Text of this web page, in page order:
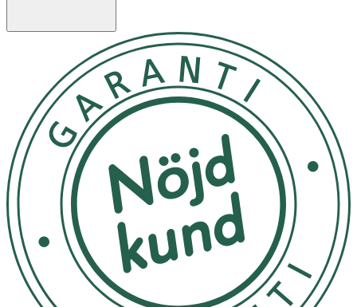
- Tryck på knappen för att växla mellan lägena som
kommer att vara inställda på 100 % intensitet.
- Tryck på mittenknappen i tre sekunder för att stänga
- Med app: Tryck på knappen i tre sekunder för att starta
och aktivera Bluetooth. Alla LED-lampor kommer att
blinka samtidigt och visa sammankopplingen med
Bluetooth.
- Öppna IDA Wave-appen och när
bekräftelsemeddelandet visas, bekräfta genom att trycka
på mittenknappen på produkten.
- Använd kontrollerna i mobilappen för att
experimentera med olika lägen och intensiteter. Alla LED-
lampor kommer att sluta blinka och visa att anslutningen
genomförts.